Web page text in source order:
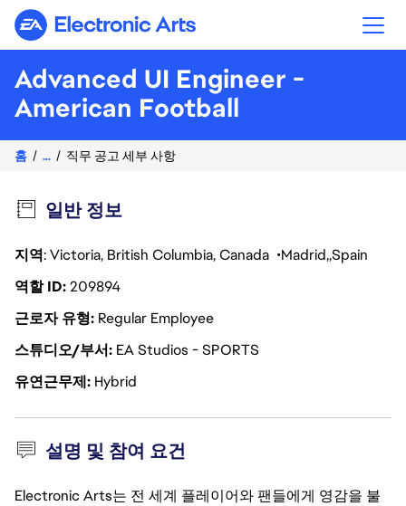
Electronic Arts
Advanced UI Engineer -
American Football
홈 ... 직무 공고 세부 사항
일반 정보
지역: Victoria, British Columbia, Canada Madrid Spain
역할 ID209894
근로자 유형 Regular Employee
스튜디오/부서 EA Studios - SPORTS
유연근무제 Hybrid
설명 및 참여 요건
Electronic Arts는 전 세계 플레이어와 팬들에게 영감을 불